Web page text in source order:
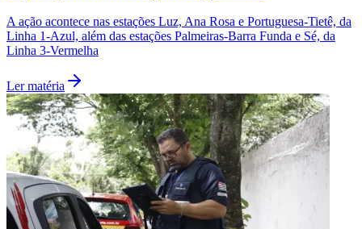
São Paulo
A ação acontece nas estações Luz, Ana Rosa e Portuguesa-Tietê, da
Linha 1-Azul, além das estações Palmeiras-Barra Funda e Sé, da
Linha 3-Vermelha
Ler matéria